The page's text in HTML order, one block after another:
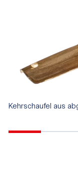
Kehrschaufel aus